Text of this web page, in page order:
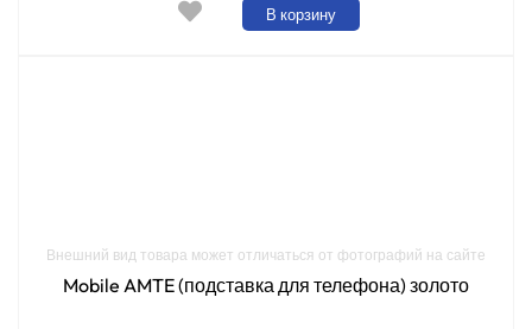
В корзину
Внешний вид товара может отличаться от фотографий на сайте
Mobile AMTE (подставка для телефона) золото